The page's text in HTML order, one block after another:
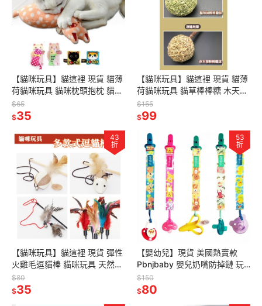
【貓咪玩具】貓這裡 現貨 貓薄
荷貓咪玩具 貓咪枕頭抱枕 貓草
玩具
$65
$35
【貓咪玩具】貓這裡 現貨 貓薄
荷貓咪玩具 貓草棒棒糖 木天蓼
棒棒糖 貓咪天然潔牙棒
$155
$99
43
折
【貓咪玩具】貓這裡 現貨 彈性
火雞毛逗貓棒 貓咪玩具 天然材
料珍珠羽毛 逗貓棒 釣竿逗貓棒
$80
$35
53
折
【嬰幼兒】現貨 美國熱賣款
Pbnjbaby 嬰兒奶嘴防掉鏈 玩
具防掉帶 奶嘴鏈 奶嘴夾
$150
$80